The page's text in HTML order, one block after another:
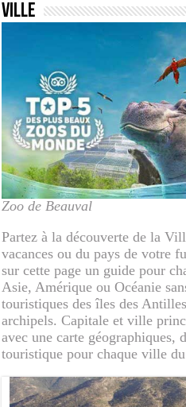
Ville
Zoo de Beauval
Partez à la découverte de la
vacances ou du pays de votre
sur cette page un guide pour
Asie, Amérique ou Océanie
touristiques des îles des
archipels. Capitale et ville
avec une carte géographiques,
touristique pour chaque ville